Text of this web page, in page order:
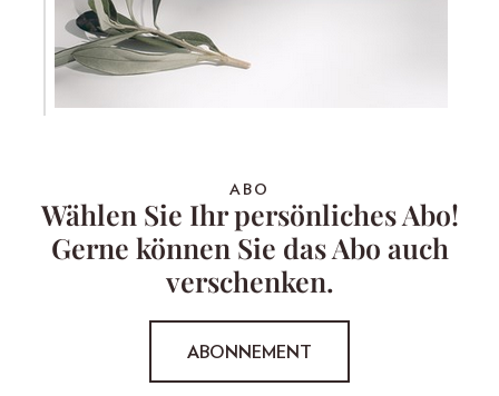
ABO
Wählen Sie Ihr persönliches Abo!
Gerne können Sie das Abo auch
verschenken.
ABONNEMENT